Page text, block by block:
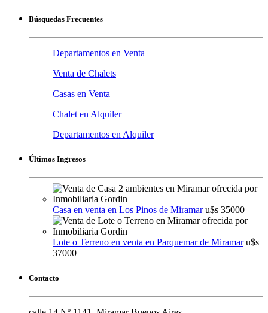
Búsquedas Frecuentes
Departamentos en Venta
Venta de Chalets
Casas en Venta
Chalet en Alquiler
Departamentos en Alquiler
Últimos Ingresos
Casa en venta en Los Pinos de Miramar u$s 35000
Lote o Terreno en venta en Parquemar de Miramar u$s
37000
Contacto